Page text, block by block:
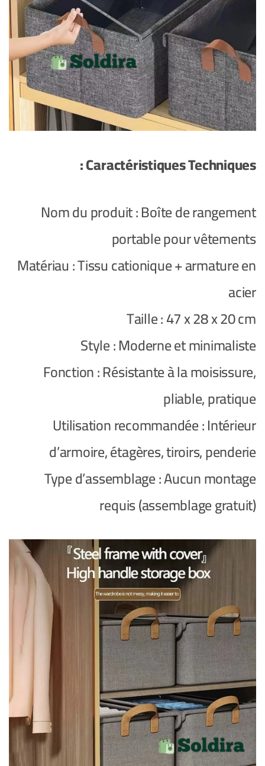
Caractéristiques Techniques :
Nom du produit : Boîte de rangement
portable pour vêtements
Matériau : Tissu cationique + armature en
acier
Taille : 47 x 28 x 20 cm
Style : Moderne et minimaliste
Fonction : Résistante à la moisissure,
pliable, pratique
Utilisation recommandée : Intérieur
d’armoire, étagères, tiroirs, penderie
Type d’assemblage : Aucun montage
requis (assemblage gratuit)